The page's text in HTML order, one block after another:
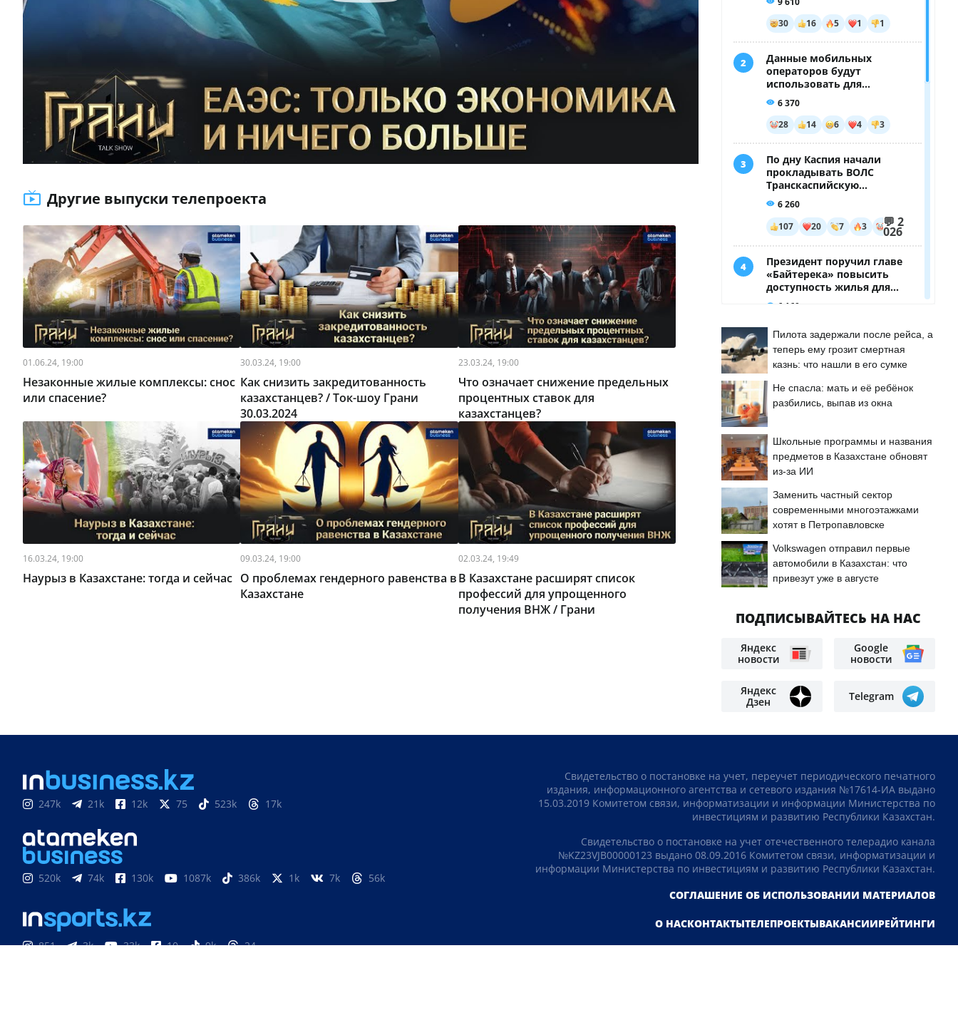
Другие выпуски телепроекта
01.06.24, 19:00
Незаконные жилые комплексы: снос
или спасение?
30.03.24, 19:00
Как снизить закредитованность
казахстанцев? / Ток-шоу Грани
30.03.2024
23.03.24, 19:00
Что означает снижение предельных
процентных ставок для
казахстанцев?
16.03.24, 19:00
Наурыз в Казахстане: тогда и сейчас
09.03.24, 19:00
О проблемах гендерного равенства в
Казахстане
02.03.24, 19:49
В Казахстане расширят список
профессий для упрощенного
получения ВНЖ / Грани
Пилота задержали после рейса, а
теперь ему грозит смертная
казнь: что нашли в его сумке
Не спасла: мать и её ребёнок
разбились, выпав из окна
Школьные программы и названия
предметов в Казахстане обновят
из-за ИИ
Заменить частный сектор
современными многоэтажками
хотят в Петропавловске
Volkswagen отправил первые
автомобили в Казахстан: что
привезут уже в августе
ПОДПИСЫВАЙТЕСЬ НА НАС
Яндекс
новости
Google
новости
Яндекс
Дзен
Telegram
247k 21k 12k 75 523k 17k
520k 74k 130k 1087k 386k 1k 7k 56k
851 3k 33k 10 9k 24
Свидетельство о постановке на учет, переучет периодического печатного
издания, информационного агентства и сетевого издания №17614-ИА выдано
15.03.2019 Комитетом связи, информатизации и информации Министерства по
инвестициям и развитию Республики Казахстан.
Свидетельство о постановке на учет отечественного телерадио канала
№KZ23VJB00000123 выдано 08.09.2016 Комитетом связи, информатизации и
информации Министерства по инвестициям и развитию Республики Казахстан.
СОГЛАШЕНИЕ ОБ ИСПОЛЬЗОВАНИИ МАТЕРИАЛОВ
О НАСКОНТАКТЫТЕЛЕПРОЕКТЫВАКАНСИИРЕЙТИНГИ